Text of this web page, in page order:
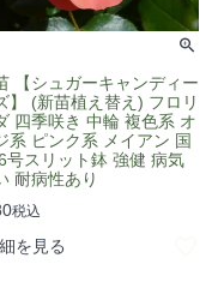
【シュガーキャンディー
】 (新苗植え替え) フロリ
四季咲き 中輪 複色系 オ
系 ピンク系 メイアン 国
号スリット鉢 強健 病気
耐病性あり
税込
を見る